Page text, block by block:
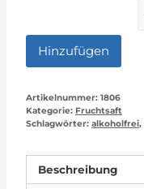
Hinzufügen
Artikelnummer: 1806
Kategorie: Fruchtsaft
Schlagwörter: alkoholfrei,
Beschreibung